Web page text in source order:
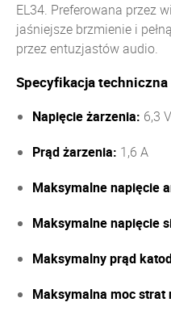
EL34. Preferowana przez
jaśniejsze brzmienie i
przez entuzjastów audio.
Specyfikacja techniczna
Napięcie żarzenia: 6,3
Prąd żarzenia: 1,6 A
Maksymalne napięcie
Maksymalne napięcie
Maksymalny prąd
Maksymalna moc strat